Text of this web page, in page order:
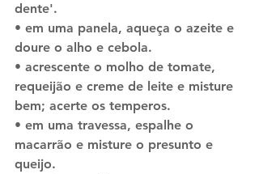
dente'.
• em uma panela, aqueça o azeite e
doure o alho e cebola.
• acrescente o molho de tomate,
requeijão e creme de leite e misture
bem; acerte os temperos.
• em uma travessa, espalhe o
macarrão e misture o presunto e
queijo.